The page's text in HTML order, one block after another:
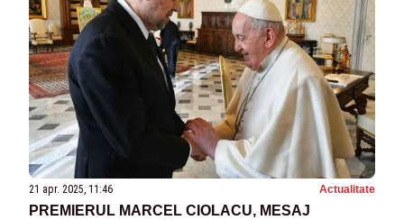
21 apr. 2025, 11:46 Actualitate
PREMIERUL MARCEL CIOLACU, MESAJ